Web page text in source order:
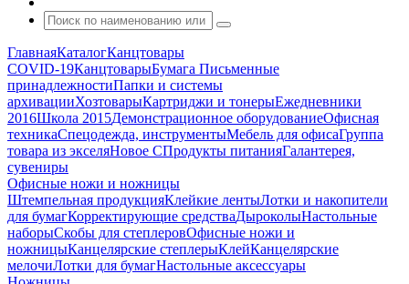
ГлавнаяКаталогКанцтовары
COVID-19КанцтоварыБумага Письменные
принадлежностиПапки и системы
архивацииХозтоварыКартриджи и тонерыЕжедневники
2016Школа 2015Демонстрационное оборудованиеОфисная
техникаСпецодежда, инструментыМебель для офисаГруппа
товара из экселяНовое СПродукты питанияГалантерея,
сувениры
Офисные ножи и ножницы
Штемпельная продукцияКлейкие лентыЛотки и накопители
для бумагКорректирующие средстваДыроколыНастольные
наборыСкобы для степлеровОфисные ножи и
ножницыКанцелярские степлерыКлейКанцелярские
мелочиЛотки для бумагНастольные аксессуары